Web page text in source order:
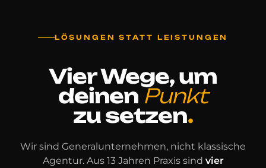
LÖSUNGEN STATT LEISTUNGEN
Vier Wege, um
deinen Punkt
zu setzen.
Wir sind Generalunternehmen, nicht klassische
Agentur. Aus 13 Jahren Praxis sind vier